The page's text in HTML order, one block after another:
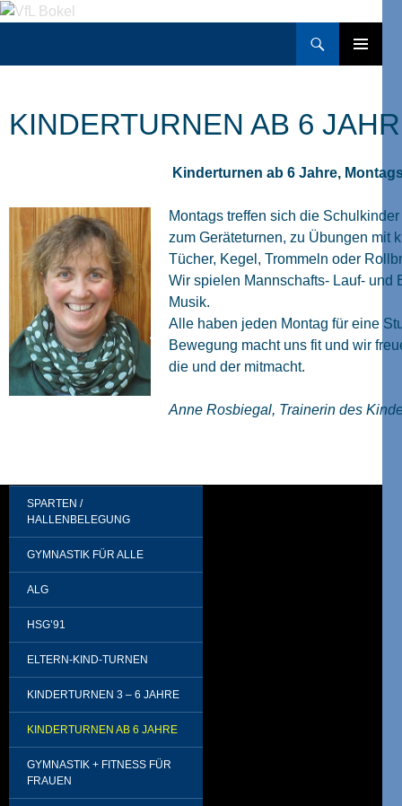
Zum
KINDERTURNEN AB 6
Kinderturnen ab 6 Jahre,
Montags treffen sich die
zum Geräteturnen, zu Übungen mit
Tücher, Kegel, Trommeln oder
Wir spielen Mannschafts- Lauf- und
Musik.
Alle haben jeden Montag für eine
Bewegung macht uns fit und wir
die und der mitmacht.
Anne Rosbiegal, Trainerin des
SPARTEN /
HALLENBELEGUNG
GYMNASTIK FÜR ALLE
ALG
HSG’91
ELTERN-KIND-TURNEN
KINDERTURNEN 3 – 6 JAHRE
KINDERTURNEN AB 6 JAHRE
GYMNASTIK + FITNESS FÜR
FRAUEN